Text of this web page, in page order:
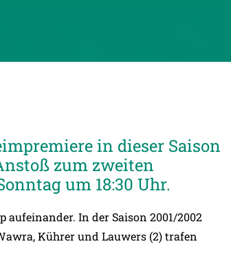
in dieser Saison
zum zweiten
um 18:30 Uhr.
aufeinander. In der Saison 2001/2002
Kührer und Lauwers (2) trafen